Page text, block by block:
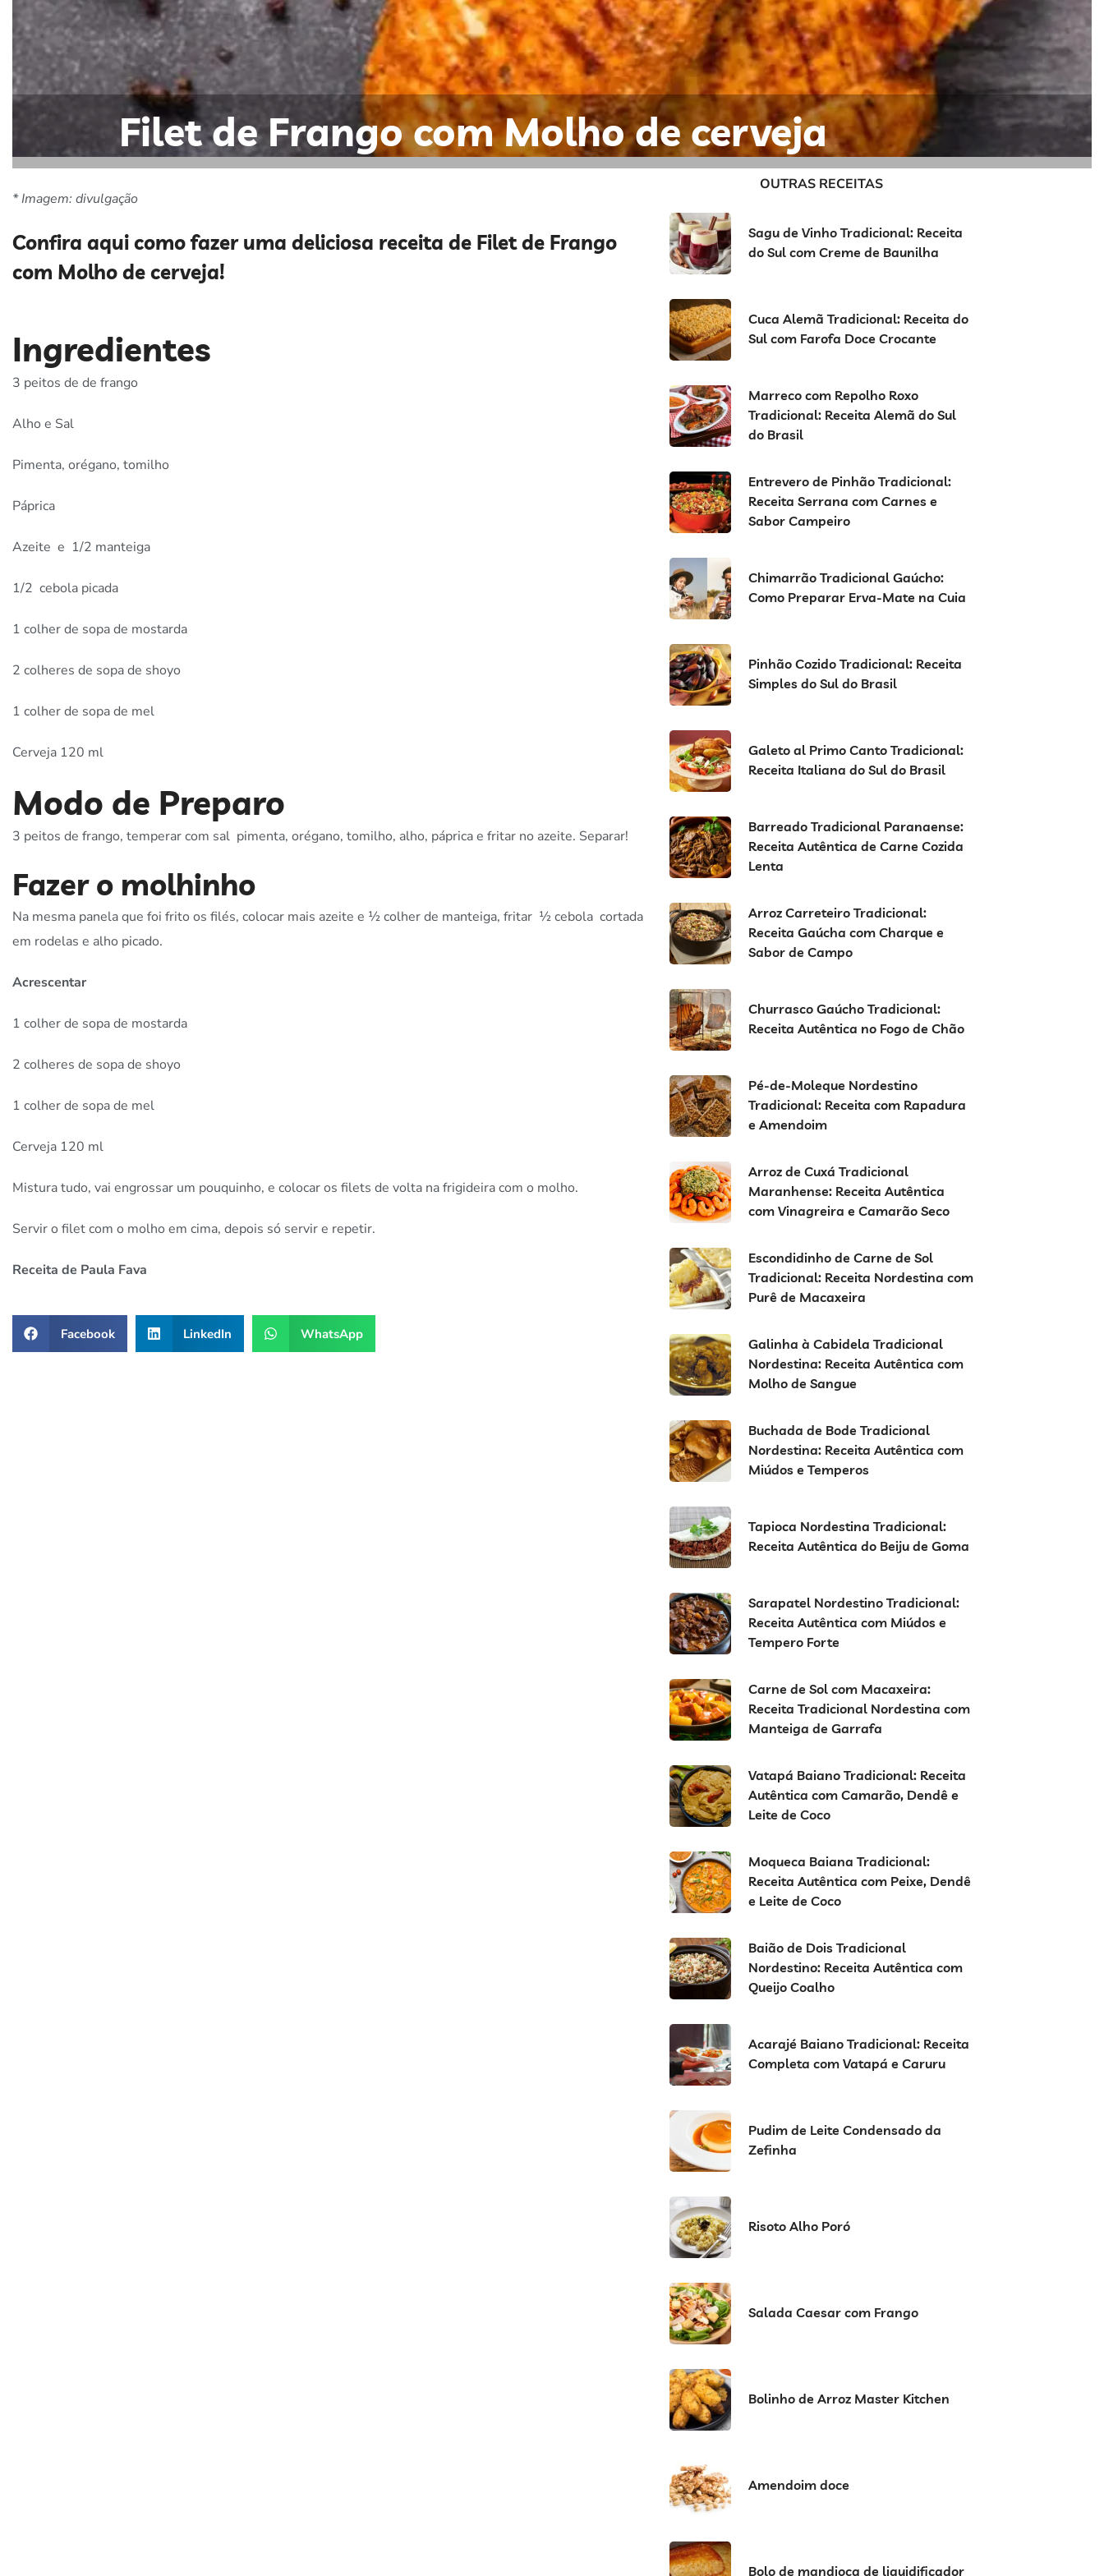
Filet de Frango com Molho de cerveja
* Imagem: divulgação
Confira aqui como fazer uma deliciosa receita de Filet de Frango
com Molho de cerveja!
Ingredientes
3 peitos de de frango
Alho e Sal
Pimenta, orégano, tomilho
Páprica
Azeite e 1/2 manteiga
1/2 cebola picada
1 colher de sopa de mostarda
2 colheres de sopa de shoyo
1 colher de sopa de mel
Cerveja 120 ml
Modo de Preparo
3 peitos de frango, temperar com sal pimenta, orégano, tomilho, alho, páprica e fritar no azeite. Separar!
Fazer o molhinho
Na mesma panela que foi frito os filés, colocar mais azeite e ½ colher de manteiga, fritar ½ cebola cortada
em rodelas e alho picado.
Acrescentar
1 colher de sopa de mostarda
2 colheres de sopa de shoyo
1 colher de sopa de mel
Cerveja 120 ml
Mistura tudo, vai engrossar um pouquinho, e colocar os filets de volta na frigideira com o molho.
Servir o filet com o molho em cima, depois só servir e repetir.
Receita de Paula Fava
Facebook LinkedIn WhatsApp
OUTRAS RECEITAS
Sagu de Vinho Tradicional: Receita
do Sul com Creme de Baunilha
Cuca Alemã Tradicional: Receita do
Sul com Farofa Doce Crocante
Marreco com Repolho Roxo
Tradicional: Receita Alemã do Sul
do Brasil
Entrevero de Pinhão Tradicional:
Receita Serrana com Carnes e
Sabor Campeiro
Chimarrão Tradicional Gaúcho:
Como Preparar Erva-Mate na Cuia
Pinhão Cozido Tradicional: Receita
Simples do Sul do Brasil
Galeto al Primo Canto Tradicional:
Receita Italiana do Sul do Brasil
Barreado Tradicional Paranaense:
Receita Autêntica de Carne Cozida
Lenta
Arroz Carreteiro Tradicional:
Receita Gaúcha com Charque e
Sabor de Campo
Churrasco Gaúcho Tradicional:
Receita Autêntica no Fogo de Chão
Pé-de-Moleque Nordestino
Tradicional: Receita com Rapadura
e Amendoim
Arroz de Cuxá Tradicional
Maranhense: Receita Autêntica
com Vinagreira e Camarão Seco
Escondidinho de Carne de Sol
Tradicional: Receita Nordestina com
Purê de Macaxeira
Galinha à Cabidela Tradicional
Nordestina: Receita Autêntica com
Molho de Sangue
Buchada de Bode Tradicional
Nordestina: Receita Autêntica com
Miúdos e Temperos
Tapioca Nordestina Tradicional:
Receita Autêntica do Beiju de Goma
Sarapatel Nordestino Tradicional:
Receita Autêntica com Miúdos e
Tempero Forte
Carne de Sol com Macaxeira:
Receita Tradicional Nordestina com
Manteiga de Garrafa
Vatapá Baiano Tradicional: Receita
Autêntica com Camarão, Dendê e
Leite de Coco
Moqueca Baiana Tradicional:
Receita Autêntica com Peixe, Dendê
e Leite de Coco
Baião de Dois Tradicional
Nordestino: Receita Autêntica com
Queijo Coalho
Acarajé Baiano Tradicional: Receita
Completa com Vatapá e Caruru
Pudim de Leite Condensado da
Zefinha
Risoto Alho Poró
Salada Caesar com Frango
Bolinho de Arroz Master Kitchen
Amendoim doce
Bolo de mandioca de liquidificador